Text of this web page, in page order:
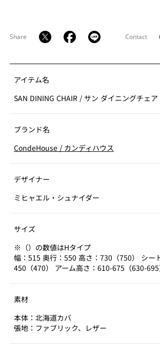
Share Contact
アイテム名
SAN DINING CHAIR / サン ダイニングチェア
ブランド名
CondeHouse / カンディハウス
デザイナー
ミヒャエル・シュナイダー
サイズ
※（）の数値はHタイプ
幅：515 奥行：550 高さ：730（750） シー
450（470） アーム高さ：610-675（630-
素材
本体：北海道カバ
張地：ファブリック、レザー